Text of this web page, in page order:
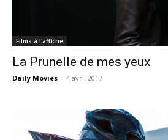
Films à l'affiche
La Prunelle de mes yeux
Daily Movies - 4 avril 2017